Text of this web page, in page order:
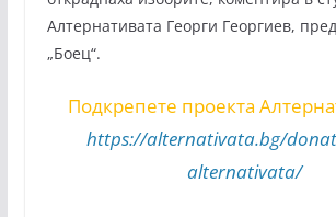
Алтернативата Георги Георгиев,
„Боец“.
Подкрепете проекта
https://alternativata.bg/
alternativata/